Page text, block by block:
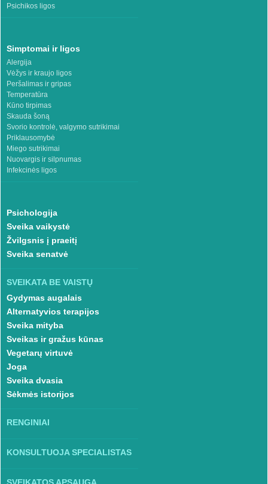
Psichikos ligos
Simptomai ir ligos
Alergija
Vėžys ir kraujo ligos
Peršalimas ir gripas
Temperatūra
Kūno tirpimas
Skauda šoną
Svorio kontrolė, valgymo sutrikimai
Priklausomybė
Miego sutrikimai
Nuovargis ir silpnumas
Infekcinės ligos
Psichologija
Sveika vaikystė
Žvilgsnis į praeitį
Sveika senatvė
SVEIKATA BE VAISTŲ
Gydymas augalais
Alternatyvios terapijos
Sveika mityba
Sveikas ir gražus kūnas
Vegetarų virtuvė
Joga
Sveika dvasia
Sėkmės istorijos
RENGINIAI
KONSULTUOJA SPECIALISTAS